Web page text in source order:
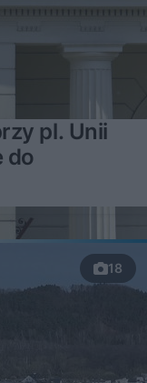
pl. Unii
do
18